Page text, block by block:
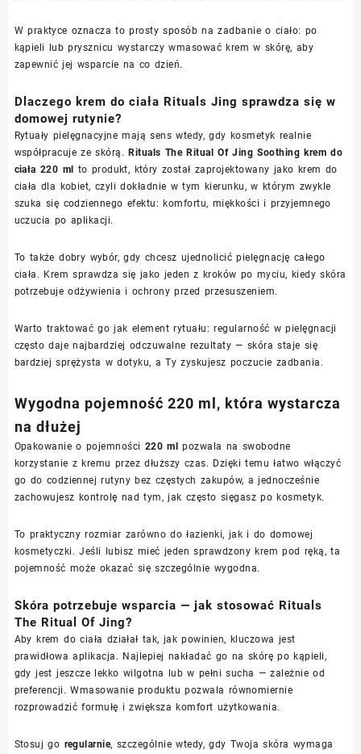
W praktyce oznacza to prosty sposób na zadbanie o ciało: po
kąpieli lub prysznicu wystarczy wmasować krem w skórę, aby
zapewnić jej wsparcie na co dzień.
Dlaczego krem do ciała Rituals Jing sprawdza się w
domowej rutynie?
Rytuały pielęgnacyjne mają sens wtedy, gdy kosmetyk realnie
współpracuje ze skórą.Rituals The Ritual Of Jing Soothing krem do
ciała 220 ml to produkt, który został zaprojektowany jako krem do
ciała dla kobiet, czyli dokładnie w tym kierunku, w którym zwykle
szuka się codziennego efektu: komfortu, miękkości i przyjemnego
uczucia po aplikacji.
To także dobry wybór, gdy chcesz ujednolicić pielęgnację całego
ciała. Krem sprawdza się jako jeden z kroków po myciu, kiedy skóra
potrzebuje odżywienia i ochrony przed przesuszeniem.
Warto traktować go jak element rytuału: regularność w pielęgnacji
często daje najbardziej odczuwalne rezultaty — skóra staje się
bardziej sprężysta w dotyku, a Ty zyskujesz poczucie zadbania.
Wygodna pojemność 220 ml, która wystarcza
na dłużej
Opakowanie o pojemności 220 ml pozwala na swobodne
korzystanie z kremu przez dłuższy czas. Dzięki temu łatwo włączyć
go do codziennej rutyny bez częstych zakupów, a jednocześnie
zachowujesz kontrolę nad tym, jak często sięgasz po kosmetyk.
To praktyczny rozmiar zarówno do łazienki, jak i do domowej
kosmetyczki. Jeśli lubisz mieć jeden sprawdzony krem pod ręką, ta
pojemność może okazać się szczególnie wygodna.
Skóra potrzebuje wsparcia — jak stosować Rituals
The Ritual Of Jing?
Aby krem do ciała działał tak, jak powinien, kluczowa jest
prawidłowa aplikacja. Najlepiej nakładać go na skórę po kąpieli,
gdy jest jeszcze lekko wilgotna lub w pełni sucha — zależnie od
preferencji. Wmasowanie produktu pozwala równomiernie
rozprowadzić formułę i zwiększa komfort użytkowania.
Stosuj go regularnie, szczególnie wtedy, gdy Twoja skóra wymaga